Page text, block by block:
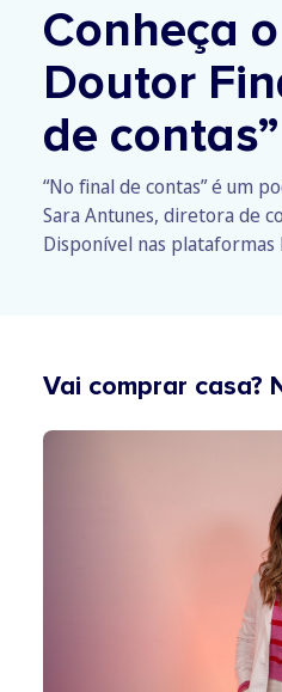
Conheça
Doutor
de contas”
“No final de contas” é um
Sara Antunes, diretora de
Disponível nas plataformas
Vai comprar casa?